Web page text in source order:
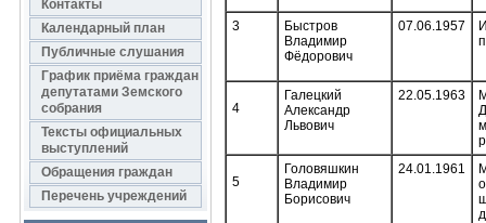
Контакты
Календарный план
Публичные слушания
График приёма граждан
депутатами Земского
собрания
Тексты официальных
выступлений
Обращения граждан
Перечень учреждений
3
Быстров
Владимир
Фёдорович
07.06.1957
4
Галецкий
Александр
Львович
22.05.1963
5
Головяшкин
Владимир
Борисович
24.01.1961